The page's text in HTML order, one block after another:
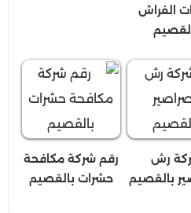
الفراش
رش
بالقصيم
رقم شركة مكافحة
حشرات بالقصيم